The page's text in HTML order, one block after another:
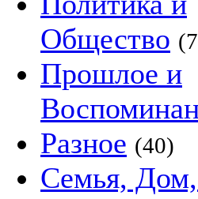
Общество
Прошлое и
Разное (40)
Семья,